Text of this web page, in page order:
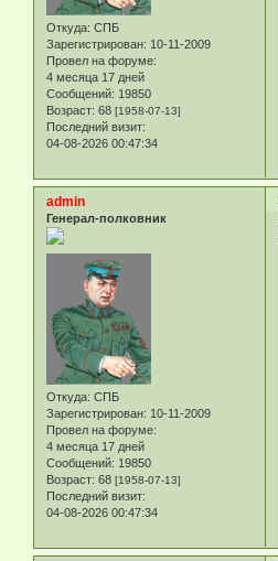
Откуда: СПБ
Зарегистрирован: 10-11-2009
Провел на форуме:
4 месяца 17 дней
Сообщений: 19850
Возраст: 68 [1958-07-13]
Последний визит:
04-08-2026 00:47:34
admin
Генерал-полковник
Откуда: СПБ
Зарегистрирован: 10-11-2009
Провел на форуме:
4 месяца 17 дней
Сообщений: 19850
Возраст: 68 [1958-07-13]
Последний визит:
04-08-2026 00:47:34